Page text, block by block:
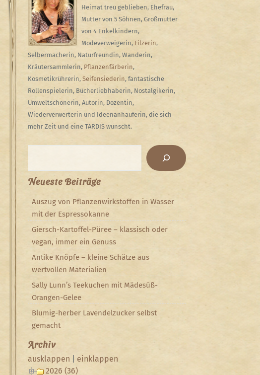
Heimat treu geblieben, Ehefrau,
Mutter von 5 Söhnen, Großmutter
von 4 Enkelkindern,
Modeverweigerin, Filzerin,
Selbermacherin, Naturfreundin, Wanderin,
Kräutersammlerin, Pflanzenfärberin,
Kosmetikrührerin, Seifensiederin, fantastische
Rollenspielerin, Bücherliebhaberin, Nostalgikerin,
Umweltschonerin, Autorin, Dozentin,
Wiederverwerterin und Ideenanhäuferin, die sich
mehr Zeit und eine TARDIS wünscht.
Neueste Beiträge
Auszug von Pflanzenwirkstoffen in Wasser
mit der Espressokanne
Giersch-Kartoffel-Püree – klassisch oder
vegan, immer ein Genuss
Antike Knöpfe – kleine Schätze aus
wertvollen Materialien
Sally Lunn’s Teekuchen mit Mädesüß-
Orangen-Gelee
Blumig-herber Lavendelzucker selbst
gemacht
Archiv
ausklappen
einklappen
2026 (36)